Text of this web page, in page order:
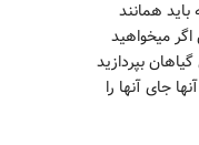
باید همانند
اگر میخواهید
بپردازید
جای آنها را